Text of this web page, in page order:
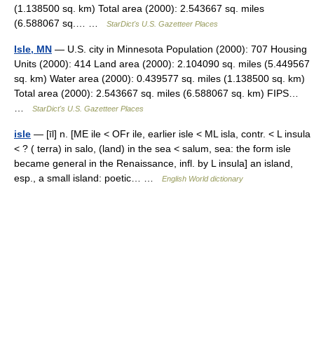
(1.138500 sq. km) Total area (2000): 2.543667 sq. miles
(6.588067 sq.… …
StarDict's U.S. Gazetteer Places
Isle, MN — U.S. city in Minnesota Population (2000): 707 Housing
Units (2000): 414 Land area (2000): 2.104090 sq. miles (5.449567
sq. km) Water area (2000): 0.439577 sq. miles (1.138500 sq. km)
Total area (2000): 2.543667 sq. miles (6.588067 sq. km) FIPS…
StarDict's U.S. Gazetteer Places
isle — [īl] n. [ME ile < OFr ile, earlier isle < ML isla, contr. < L insula
< ? ( terra) in salo, (land) in the sea < salum, sea: the form isle
became general in the Renaissance, infl. by L insula] an island,
esp., a small island: poetic… …
English World dictionary